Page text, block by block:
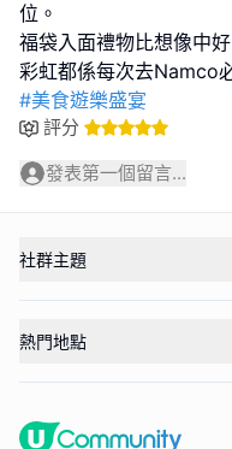
位。
福袋入面禮物比想像中好
#美食遊樂盛宴
評分
發表第一個留言...
社群主題
熱門地點